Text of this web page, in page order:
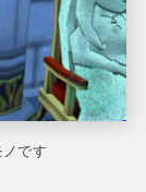
です